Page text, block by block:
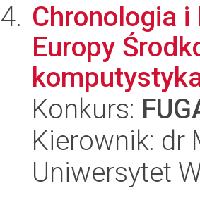
Chronologia
Europy
Konkurs:
Kierownik: dr
Uniwersytet